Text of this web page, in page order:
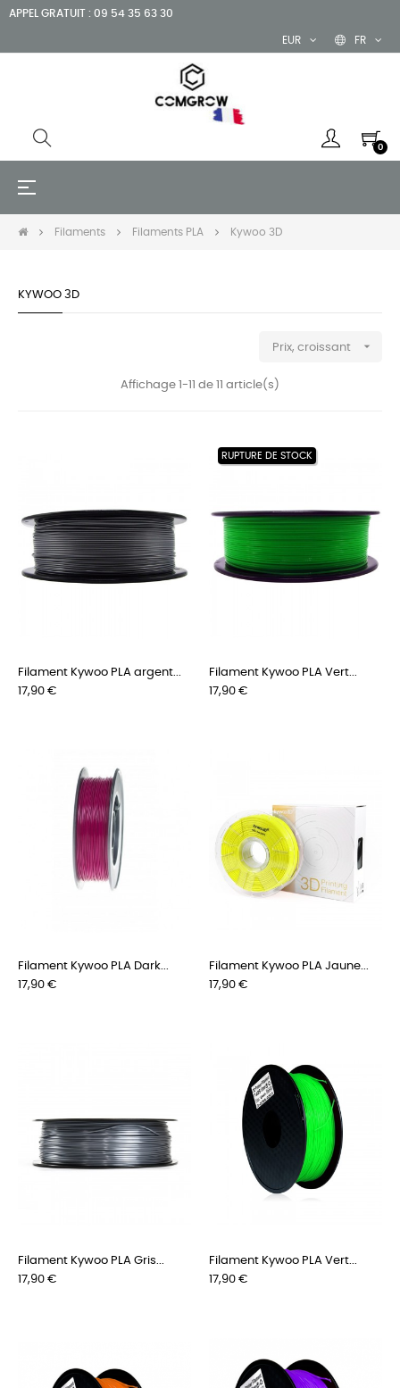
APPEL GRATUIT : 09 54 35 63 30
FR
EUR
0
Basculer
☰
Filaments Filaments PLA Kywoo 3D
KYWOO 3D
Prix, croissant 
Affichage 1-11 de 11 article(s)
Filament Kywoo PLA argent...
Prix
17,90 €
RUPTURE DE STOCK
Filament Kywoo PLA Vert...
Prix
17,90 €
Filament Kywoo PLA Dark...
Prix
17,90 €
Filament Kywoo PLA Jaune...
Prix
17,90 €
Filament Kywoo PLA Gris...
Prix
17,90 €
Filament Kywoo PLA Vert...
Prix
17,90 €